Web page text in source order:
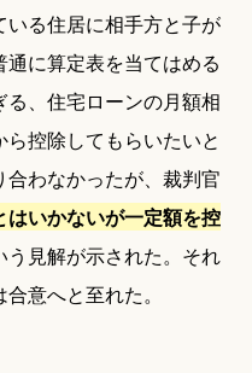
る住居に相手方と子が
に算定表を当てはめる
、住宅ローンの月額相
控除してもらいたいと
わなかったが、裁判官
はいかないが一定額を控
う見解が示された。それ
意へと至れた。